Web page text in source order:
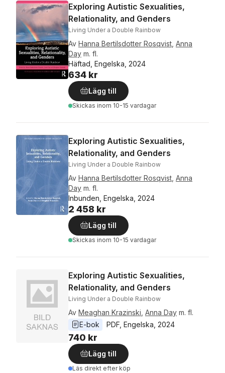
Exploring Autistic Sexualities,
Relationality, and Genders
Living Under a Double Rainbow
Av Hanna Bertilsdotter Rosqvist Anna
Day m. fl.
Häftad, Engelska, 2024
634 kr
Lägg till
Skickas inom 10-15 vardagar
Exploring Autistic Sexualities,
Relationality, and Genders
Living Under a Double Rainbow
Av Hanna Bertilsdotter Rosqvist Anna
Day m. fl.
Inbunden, Engelska, 2024
2 458 kr
Lägg till
Skickas inom 10-15 vardagar
Exploring Autistic Sexualities,
Relationality, and Genders
Living Under a Double Rainbow
Av Meaghan Krazinski Anna Day m. fl.
E-bok
PDF Engelska 2024
740 kr
Lägg till
Läs direkt efter köp